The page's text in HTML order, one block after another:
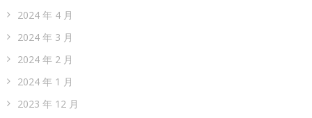
2024 年 4 月
2024 年 3 月
2024 年 2 月
2024 年 1 月
2023 年 12 月